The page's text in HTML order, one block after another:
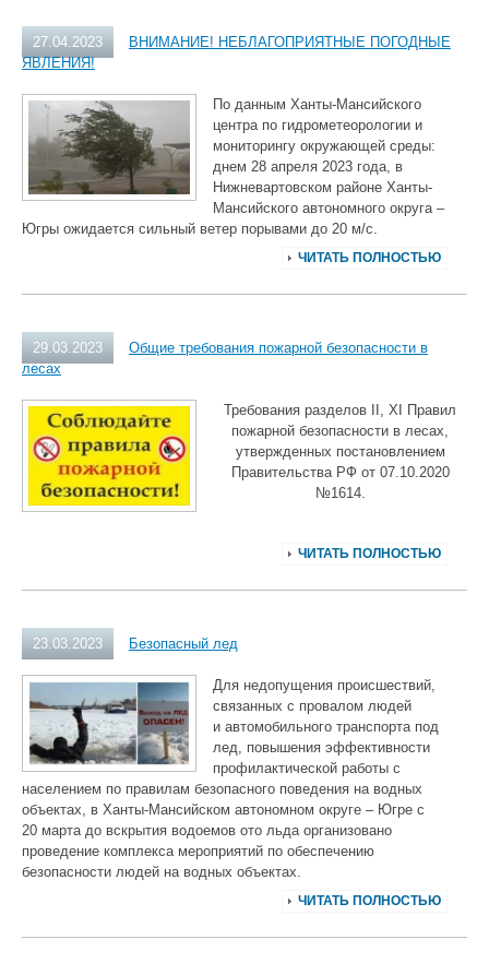
27.04.2023
ВНИМАНИЕ! НЕБЛАГОПРИЯТНЫЕ ПОГОДНЫЕ
ЯВЛЕНИЯ!
По данным Ханты-Мансийского
центра по гидрометеорологии и
мониторингу окружающей среды:
днем 28 апреля 2023 года, в
Нижневартовском районе Ханты-
Мансийского автономного округа –
Югры ожидается сильный ветер порывами до 20 м/с.
ЧИТАТЬ ПОЛНОСТЬЮ
29.03.2023
Общие требования пожарной безопасности в
лесах
Требования разделов II, XI Правил
пожарной безопасности в лесах,
утвержденных постановлением
Правительства РФ от 07.10.2020
№1614.
ЧИТАТЬ ПОЛНОСТЬЮ
23.03.2023 Безопасный лед
Для недопущения происшествий,
связанных с провалом людей
и автомобильного транспорта под
лед, повышения эффективности
профилактической работы с
населением по правилам безопасного поведения на водных
объектах, в Ханты-Мансийском автономном округе – Югре с
20 марта до вскрытия водоемов ото льда организовано
проведение комплекса мероприятий по обеспечению
безопасности людей на водных объектах.
ЧИТАТЬ ПОЛНОСТЬЮ